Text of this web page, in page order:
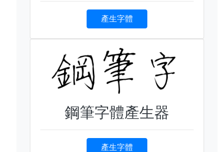
產生字體
鋼筆字體產生器
產生字體